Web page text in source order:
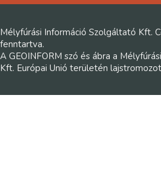
Mélyfúrási Információ Szolgáltató Kft.
fenntartva.
A GEOINFORM szó és ábra a
Kft. Európai Unió területén